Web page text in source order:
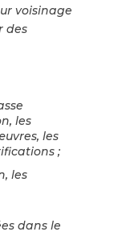
voisinage
des
les
les
;
les
dans le